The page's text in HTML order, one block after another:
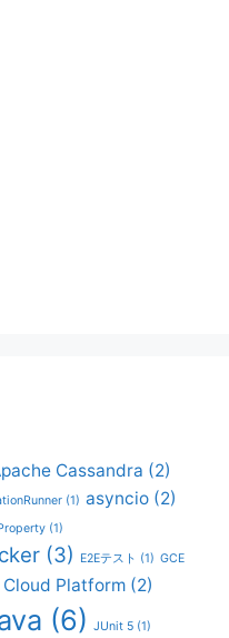
Cassandra (2)
(1) asyncio (2)
(1)
(3) E2Eテスト (1) GCE
Cloud Platform (2)
(6) JUnit 5 (1)